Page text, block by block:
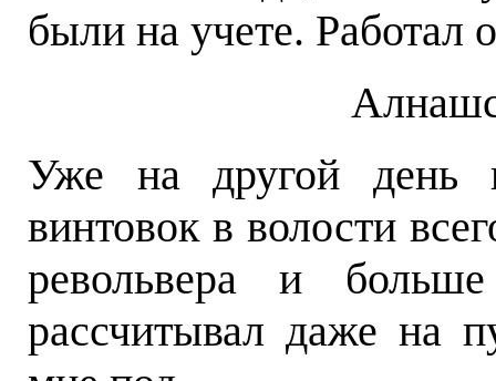
были на учете. Работал
Уже на другой день
винтовок в волости
револьвера и
рассчитывал даже на